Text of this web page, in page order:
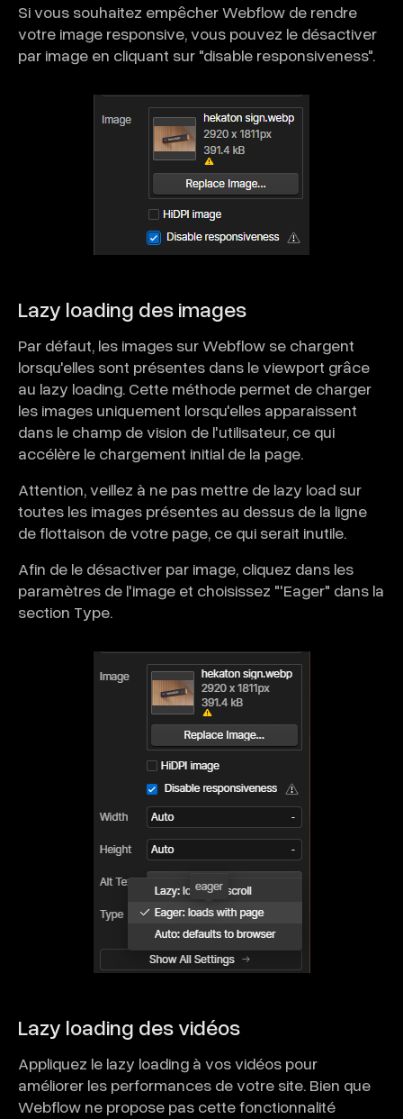
Si vous souhaitez empêcher Webflow de rendre
votre image responsive, vous pouvez le désactiver
par image en cliquant sur "disable responsiveness".
Lazy loading des images
Par défaut, les images sur Webflow se chargent
lorsqu'elles sont présentes dans le viewport grâce
au lazy loading. Cette méthode permet de charger
les images uniquement lorsqu'elles apparaissent
dans le champ de vision de l'utilisateur, ce qui
accélère le chargement initial de la page.
Attention, veillez à ne pas mettre de lazy load sur
toutes les images présentes au dessus de la ligne
de flottaison de votre page, ce qui serait inutile.
Afin de le désactiver par image, cliquez dans les
paramètres de l'image et choisissez "'Eager" dans la
section Type.
Lazy loading des vidéos
Appliquez le lazy loading à vos vidéos pour
améliorer les performances de votre site. Bien que
Webflow ne propose pas cette fonctionnalité